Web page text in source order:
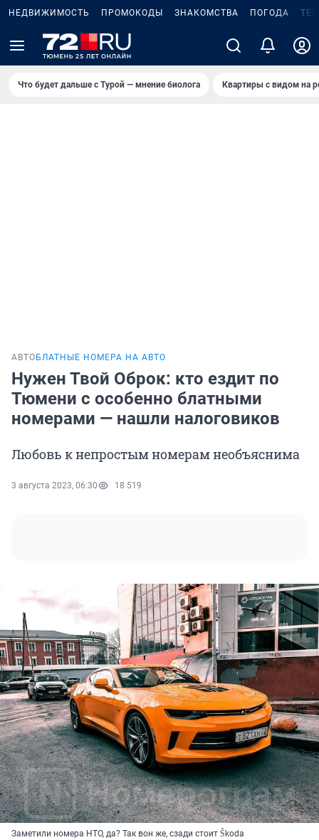
НЕДВИЖИМОСТЬ ПРОМОКОДЫ ЗНАКОМСТВА ПОГОДА
Что будет дальше с Турой — мнение биолога Квартиры с видом на
АВТО БЛАТНЫЕ НОМЕРА НА АВТО
Нужен Твой Оброк: кто ездит по
Тюмени с особенно блатными
номерами — нашли налоговиков
Любовь к непростым номерам необъяснима
3 августа 2023, 06:30 18 519
Заметили номера НТО, да? Так вон же, сзади стоит Škoda